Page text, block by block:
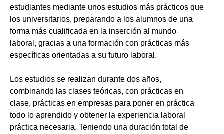
estudiantes mediante unos estudios más prácticos que
los universitarios, preparando a los alumnos de una
forma más cualificada en la inserción al mundo
laboral, gracias a una formación con prácticas más
específicas orientadas a su futuro laboral.
Los estudios se realizan durante dos años,
combinando las clases teóricas, con prácticas en
clase, prácticas en empresas para poner en práctica
todo lo aprendido y obtener la experiencia laboral
práctica necesaria. Teniendo una duración total de